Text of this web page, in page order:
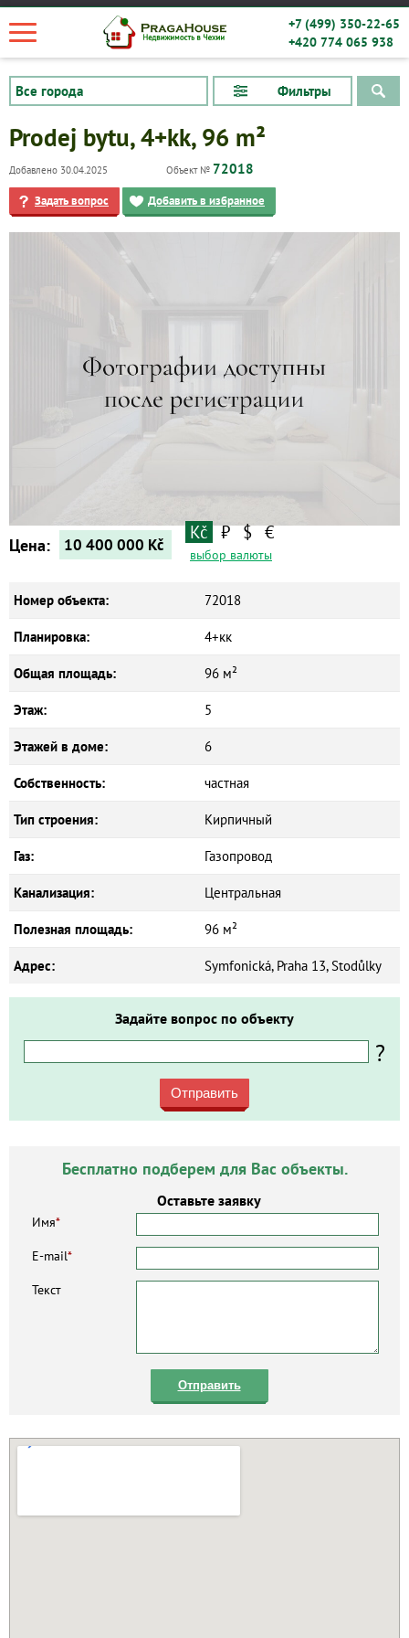
+7 (499) 350-22-65
+420 774 065 938
Фильтры
Квартиры
Prodej bytu, 4+kk, 96 m²
Добавлено 30.04.2025 Объект № 72018
Задать вопрос Добавить в избранное
Цена: 10 400 000 Kč
Kč ₽ $ €
выбор валюты
Номер объекта: 72018
Планировка: 4+кк
Общая площадь: 96 м²
Этаж: 5
Этажей в доме: 6
Собственность: частная
Тип строения: Кирпичный
Газ: Газопровод
Канализация: Центральная
Полезная площадь: 96 м²
Адрес: Symfonická, Praha 13, Stodůlky
Задайте вопрос по объекту
?
Отправить
Бесплатно подберем для Вас объекты.
Оставьте заявку
Имя*
E-mail*
Текст
Отправить